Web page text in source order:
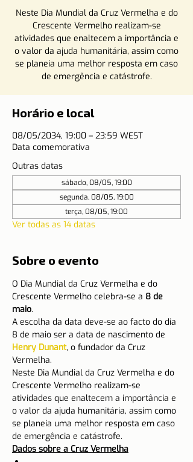
Neste Dia Mundial da Cruz Vermelha e do
Crescente Vermelho realizam-se
atividades que enaltecem a importância e
o valor da ajuda humanitária, assim como
se planeia uma melhor resposta em caso
de emergência e catástrofe.
Horário e local
08/05/2034, 19:00 – 23:59 WEST
Data comemorativa
Outras datas
sábado, 08/05, 19:00
segunda, 08/05, 19:00
terça, 08/05, 19:00
Ver todas as 14 datas
Sobre o evento
O Dia Mundial da Cruz Vermelha e do
Crescente Vermelho celebra-se a 8 de
maio.
A escolha da data deve-se ao facto do dia
8 de maio ser a data de nascimento de
Henry Dunant, o fundador da Cruz
Vermelha.
Neste Dia Mundial da Cruz Vermelha e do
Crescente Vermelho realizam-se
atividades que enaltecem a importância e
o valor da ajuda humanitária, assim como
se planeia uma melhor resposta em caso
de emergência e catástrofe.
Dados sobre a Cruz Vermelha